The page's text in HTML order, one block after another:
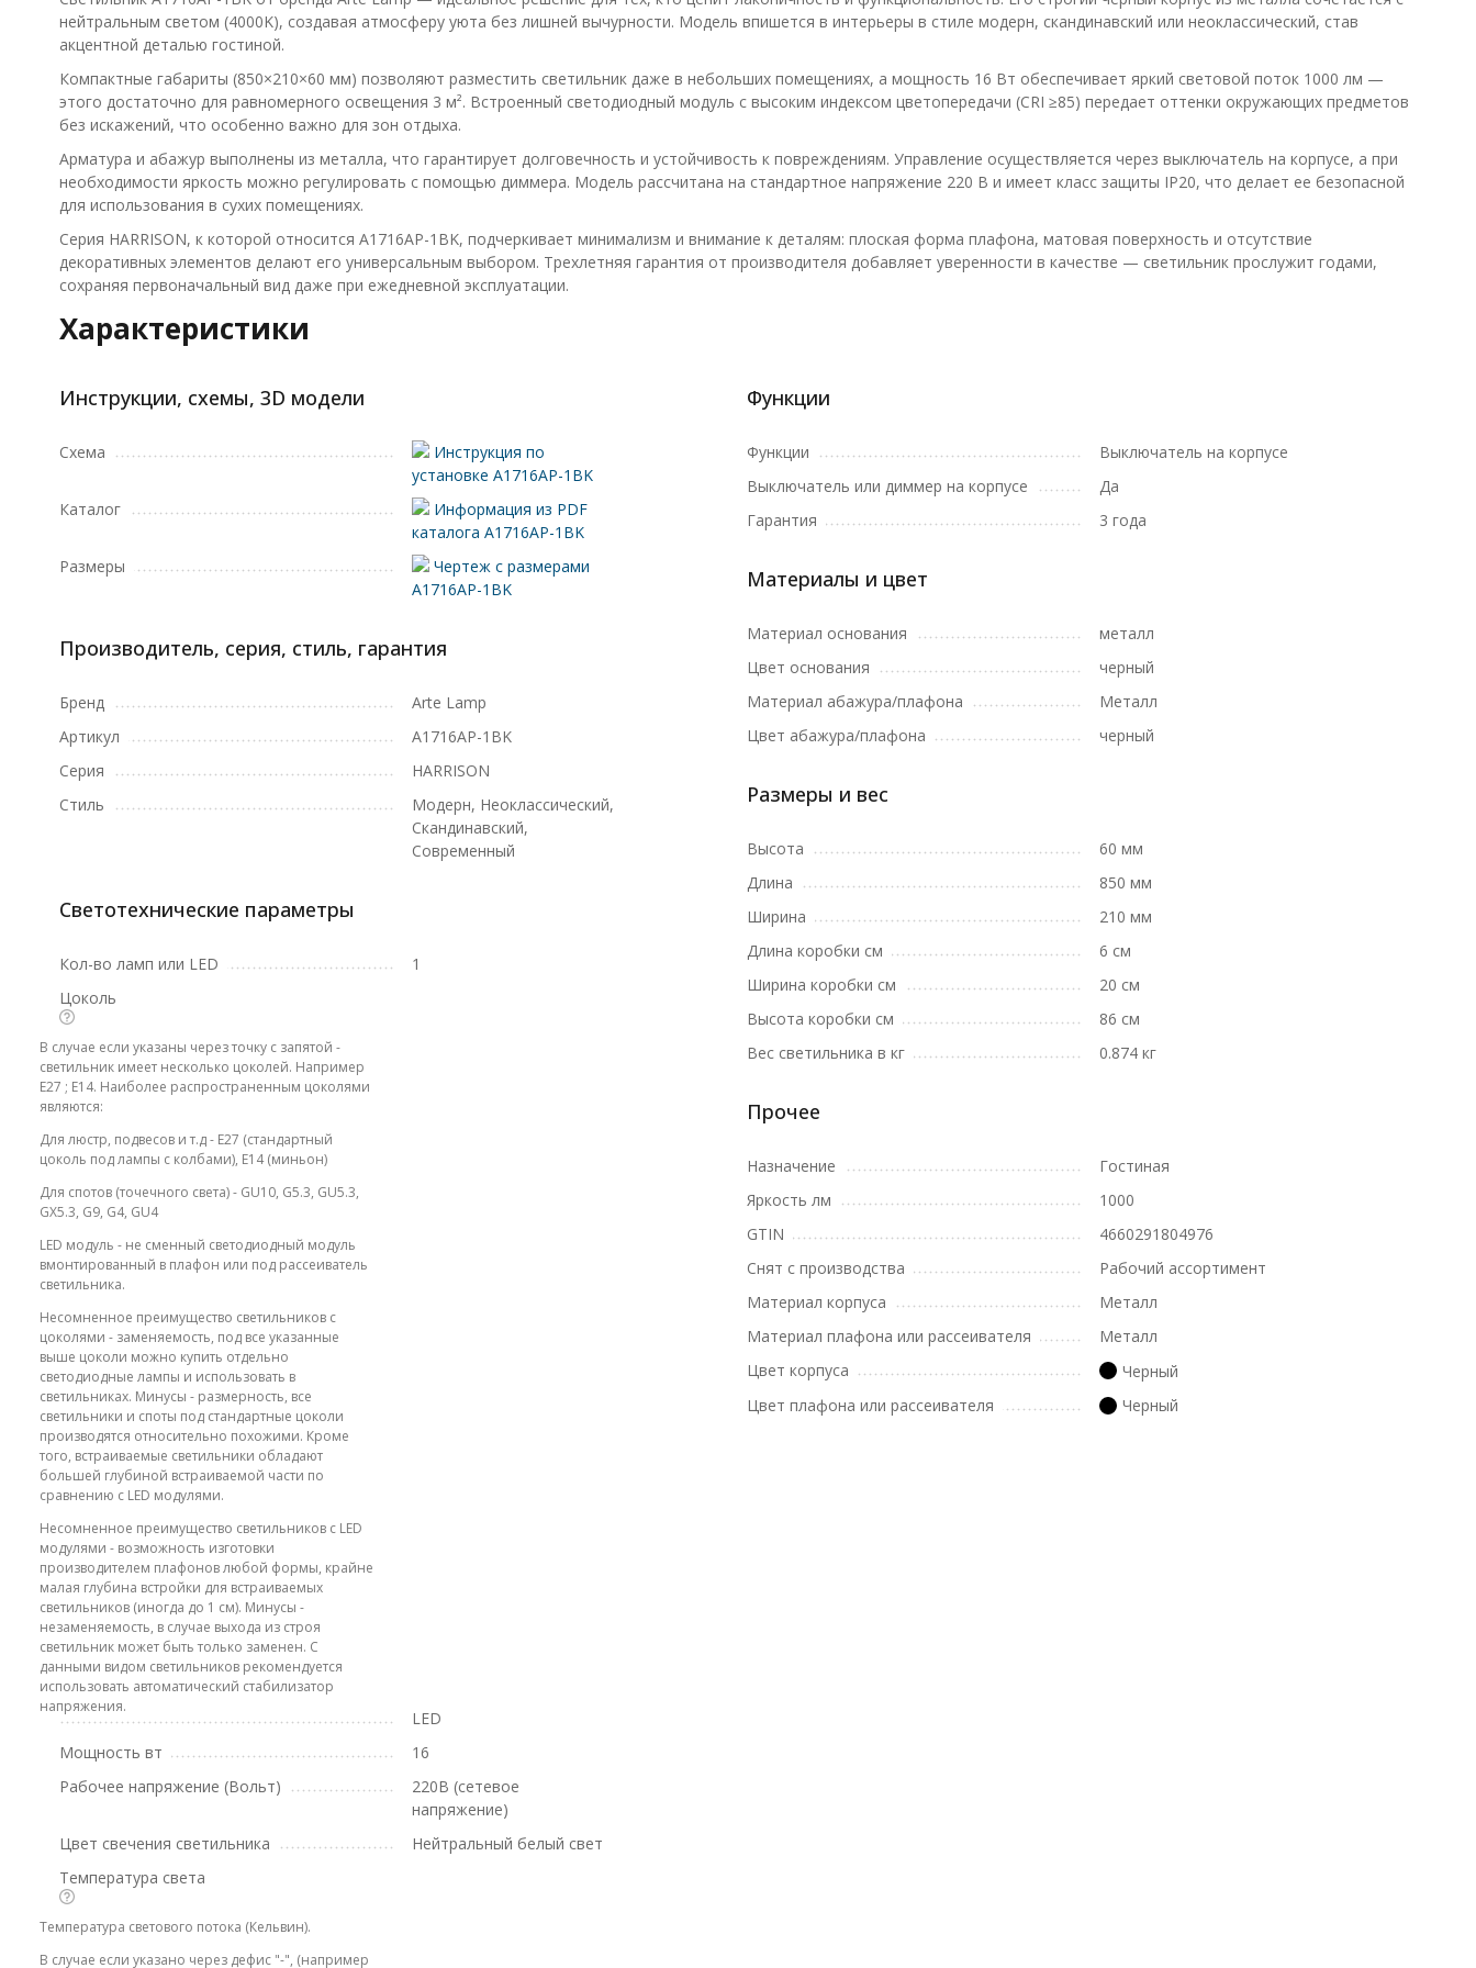
нейтральным светом (4000K), создавая атмосферу уюта без лишней вычурности. Модель впишется в интерьеры в стиле модерн, скандинавский или неоклассический, став
акцентной деталью гостиной.
Компактные габариты (850×210×60 мм) позволяют разместить светильник даже в небольших помещениях, а мощность 16 Вт обеспечивает яркий световой поток 1000 лм —
этого достаточно для равномерного освещения 3 м². Встроенный светодиодный модуль с высоким индексом цветопередачи (CRI ≥85) передает оттенки окружающих предметов
без искажений, что особенно важно для зон отдыха.
Арматура и абажур выполнены из металла, что гарантирует долговечность и устойчивость к повреждениям. Управление осуществляется через выключатель на корпусе, а при
необходимости яркость можно регулировать с помощью диммера. Модель рассчитана на стандартное напряжение 220 В и имеет класс защиты IP20, что делает ее безопасной
для использования в сухих помещениях.
Серия HARRISON, к которой относится A1716AP-1BK, подчеркивает минимализм и внимание к деталям: плоская форма плафона, матовая поверхность и отсутствие
декоративных элементов делают его универсальным выбором. Трехлетняя гарантия от производителя добавляет уверенности в качестве — светильник прослужит годами,
сохраняя первоначальный вид даже при ежедневной эксплуатации.
Характеристики
Инструкции, схемы, 3D модели
Схема
Инструкция по
установке A1716AP-1BK
Каталог
Информация из PDF
каталога A1716AP-1BK
Размеры
Чертеж с размерами
A1716AP-1BK
Производитель, серия, стиль, гарантия
Бренд
Arte Lamp
Артикул
A1716AP-1BK
Серия
HARRISON
Стиль
Модерн, Неоклассический,
Скандинавский,
Современный
Светотехнические параметры
Кол-во ламп или LED
1
Цоколь
В случае если указаны через точку с запятой -
светильник имеет несколько цоколей. Например
E27 ; E14. Наиболее распространенным цоколями
являются:
Для люстр, подвесов и т.д - E27 (стандартный
цоколь под лампы с колбами), E14 (миньон)
Для спотов (точечного света) - GU10, G5.3, GU5.3,
GX5.3, G9, G4, GU4
LED модуль - не сменный светодиодный модуль
вмонтированный в плафон или под рассеиватель
светильника.
Несомненное преимущество светильников с
цоколями - заменяемость, под все указанные
выше цоколи можно купить отдельно
светодиодные лампы и использовать в
светильниках. Минусы - размерность, все
светильники и споты под стандартные цоколи
производятся относительно похожими. Кроме
того, встраиваемые светильники обладают
большей глубиной встраиваемой части по
сравнению с LED модулями.
Несомненное преимущество светильников с LED
модулями - возможность изготовки
производителем плафонов любой формы, крайне
малая глубина встройки для встраиваемых
светильников (иногда до 1 см). Минусы -
незаменяемость, в случае выхода из строя
светильник может быть только заменен. С
данными видом светильников рекомендуется
использовать автоматический стабилизатор
напряжения.
LED
Мощность вт
16
Рабочее напряжение (Вольт)
220В (сетевое
напряжение)
Цвет свечения светильника
Нейтральный белый свет
Температура света
Температура светового потока (Кельвин).
В случае если указано через дефис "-", (например
Функции
Функции
Выключатель на корпусе
Выключатель или диммер на корпусе
Да
Гарантия
3 года
Материалы и цвет
Материал основания
металл
Цвет основания
черный
Материал абажура/плафона
Металл
Цвет абажура/плафона
черный
Размеры и вес
Высота
60 мм
Длина
850 мм
Ширина
210 мм
Длина коробки см
6 см
Ширина коробки см
20 см
Высота коробки см
86 см
Вес светильника в кг
0.874 кг
Прочее
Назначение
Гостиная
Яркость лм
1000
GTIN
4660291804976
Снят с производства
Рабочий ассортимент
Материал корпуса
Металл
Материал плафона или рассеивателя
Металл
Цвет корпуса
Черный
Цвет плафона или рассеивателя
Черный